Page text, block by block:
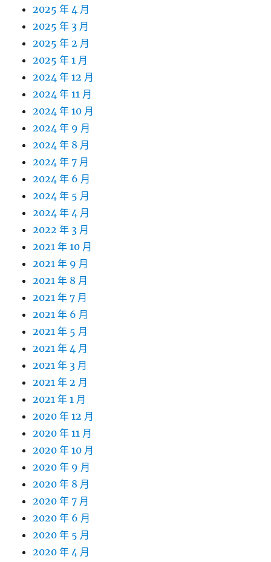
2025 年 4 月
2025 年 3 月
2025 年 2 月
2025 年 1 月
2024 年 12 月
2024 年 11 月
2024 年 10 月
2024 年 9 月
2024 年 8 月
2024 年 7 月
2024 年 6 月
2024 年 5 月
2024 年 4 月
2022 年 3 月
2021 年 10 月
2021 年 9 月
2021 年 8 月
2021 年 7 月
2021 年 6 月
2021 年 5 月
2021 年 4 月
2021 年 3 月
2021 年 2 月
2021 年 1 月
2020 年 12 月
2020 年 11 月
2020 年 10 月
2020 年 9 月
2020 年 8 月
2020 年 7 月
2020 年 6 月
2020 年 5 月
2020 年 4 月